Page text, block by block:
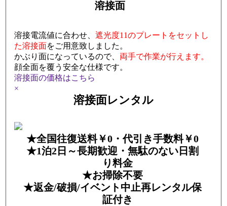
溶接面
溶接電流値に合わせ、遮光度11のプレートをセットし
た溶接面をご用意致しました。
かぶり面になっているので、 両手で作業が行えます。
顔全面を覆う安全な仕様です。
溶接面の価格はこちら
×
溶接面レンタル
全国往復送料￥0・代引き手数料￥0
1泊2日～長期歓迎・無駄のない日割
り料金
お掃除不要
返金/破損/イベント中止再レンタル保
証付き